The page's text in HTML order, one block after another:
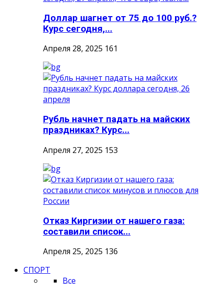
Доллар шагнет от 75 до 100 руб.?
Курс сегодня,...
Апреля 28, 2025 161
Рубль начнет падать на майских
праздниках? Курс...
Апреля 27, 2025 153
Отказ Киргизии от нашего газа:
составили список...
Апреля 25, 2025 136
СПОРТ
Все